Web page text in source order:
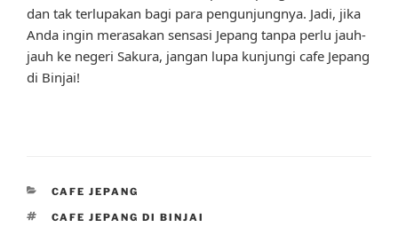
dan tak terlupakan bagi para pengunjungnya. Jadi, jika
Anda ingin merasakan sensasi Jepang tanpa perlu jauh-
jauh ke negeri Sakura, jangan lupa kunjungi cafe Jepang
di Binjai!
CATEGORIES
CAFE JEPANG
TAGS
CAFE JEPANG DI BINJAI